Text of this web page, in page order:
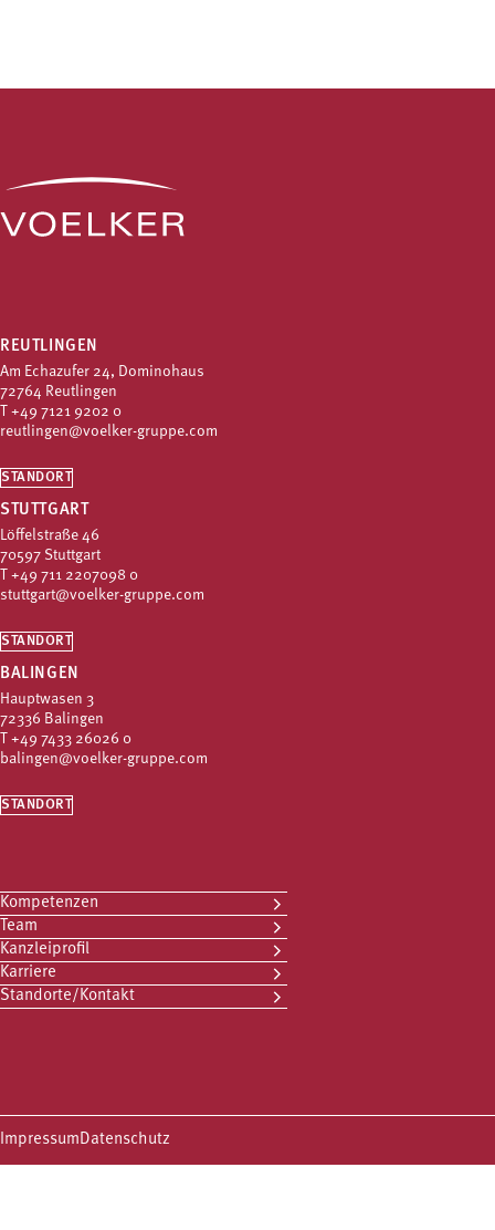
REUTLINGEN
Am Echazufer 24, Dominohaus
72764 Reutlingen
T +49 7121 9202 0
reutlingen@voelker-gruppe.com
STANDORT
STUTTGART
Löffelstraße 46
70597 Stuttgart
T +49 711 2207098 0
stuttgart@voelker-gruppe.com
STANDORT
BALINGEN
Hauptwasen 3
72336 Balingen
T +49 7433 26026 0
balingen@voelker-gruppe.com
STANDORT
Kompetenzen
Team
Kanzleiprofil
Karriere
Standorte/Kontakt
ImpressumDatenschutz